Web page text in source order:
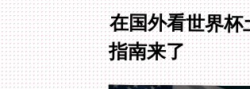
在国外看世界
指南来了